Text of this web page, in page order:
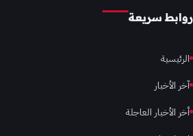
روابط سريعة
الرئيسية
آخر الأخبار
أخر الأخبار العاجلة